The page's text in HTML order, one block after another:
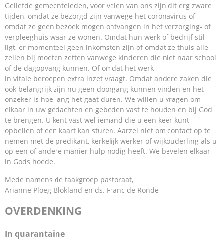
Geliefde gemeenteleden, voor velen van ons zijn dit erg zware
tijden, omdat ze bezorgd zijn vanwege het coronavirus of
omdat ze geen bezoek mogen ontvangen in het verzorging- of
verpleeghuis waar ze wonen. Omdat hun werk of bedrijf stil
ligt, er momenteel geen inkomsten zijn of omdat ze thuis alle
zeilen bij moeten zetten vanwege kinderen die niet naar school
of de dagopvang kunnen. Of omdat het werk
in vitale beroepen extra inzet vraagt. Omdat andere zaken die
ook belangrijk zijn nu geen doorgang kunnen vinden en het
onzeker is hoe lang het gaat duren. We willen u vragen om
elkaar in uw gedachten en gebeden vast te houden en bij God
te brengen. U kent vast wel iemand die u een keer kunt
opbellen of een kaart kan sturen. Aarzel niet om contact op te
nemen met de predikant, kerkelijk werker of wijkouderling als u
op een of andere manier hulp nodig heeft. We bevelen elkaar
in Gods hoede.
Mede namens de taakgroep pastoraat,
Arianne Ploeg-Blokland en ds. Franc de Ronde
OVERDENKING
In quarantaine